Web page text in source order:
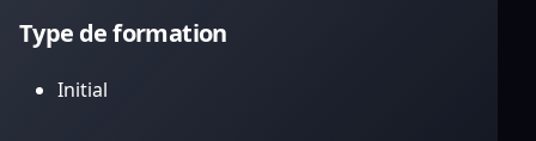
Type de formation
Initial